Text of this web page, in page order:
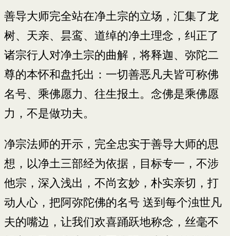
善导大师完全站在净土宗的立场，汇集了龙
树、天亲、昙鸾、道绰的净土理念，纠正了
诸宗行人对净土宗的曲解，将释迦、弥陀二
尊的本怀和盘托出：一切善恶凡夫皆可称佛
名号、乘佛愿力、往生报土。念佛是乘佛愿
力，不是做功夫。
净宗法师的开示，完全忠实于善导大师的思
想，以净土三部经为依据，目标专一，不涉
他宗，深入浅出，不尚玄妙，朴实亲切，打
动人心，把阿弥陀佛的名号 送到每个浊世凡
夫的嘴边，让我们欢喜踊跃地称念，丝毫不